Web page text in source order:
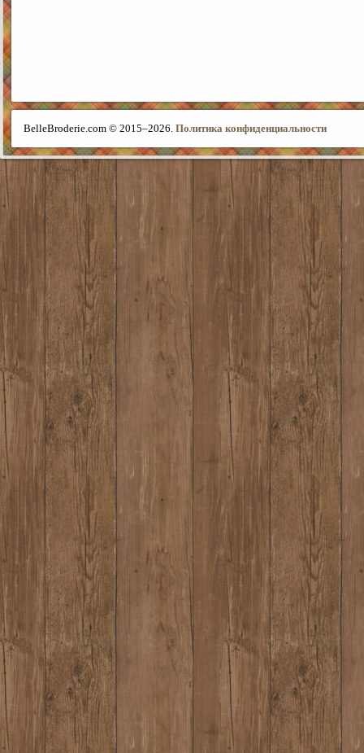
BelleBroderie.com © 2015–2026. Политика конфиденциальности